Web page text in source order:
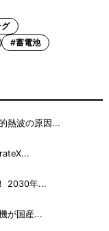
#蓄電池
熱波の原因...
2030年...
が国産...